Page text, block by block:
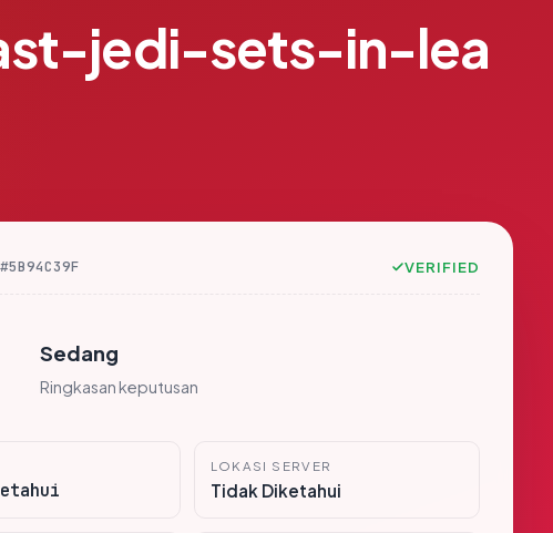
jedi-sets-in-lea
VERIFIED
Sedang
Ringkasan keputusan
LOKASI SERVER
Tidak Diketahui